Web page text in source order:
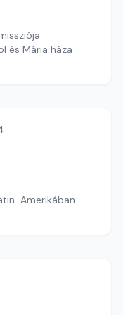
és Mária háza
Amerikában.